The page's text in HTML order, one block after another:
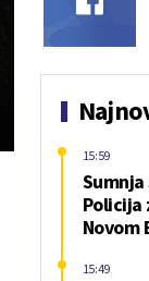
Policija
Novom
15:59
15:49